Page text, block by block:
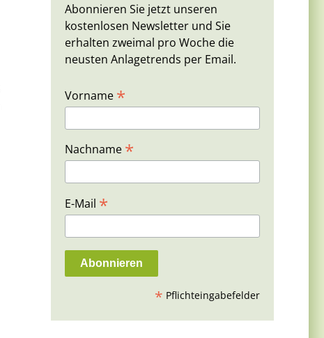
Abonnieren Sie jetzt unseren
kostenlosen Newsletter und Sie
erhalten zweimal pro Woche die
neusten Anlagetrends per Email.
Vorname *
Nachname *
E-Mail *
* Pflichteingabefelder